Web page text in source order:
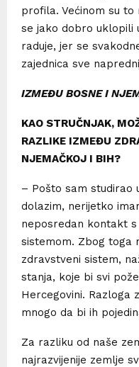
profila. Većinom su to
se jako dobro uklopili
raduje, jer se
zajednica sve
IZMEĐU BOSNE I
KAO STRUČNJAK,
RAZLIKE IZMEĐU
NJEMAČKOJ I BIH?
– Pošto sam studirao
dolazim, nerijetko
neposredan kontakt
sistemom. Zbog toga
zdravstveni sistem,
stanja, koje bi svi
Hercegovini. Razloga
mnogo da bi ih
Za razliku od naše
najrazvijenije zemlje